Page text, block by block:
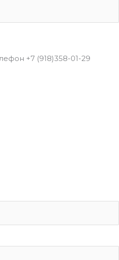
+7 (918)358-01-29